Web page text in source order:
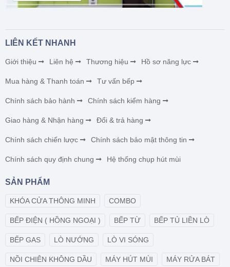
LIÊN KẾT NHANH
Giới thiệu Liên hệ Thương hiệu Hồ sơ năng lực
Mua hàng & Thanh toán Tư vấn bếp
Chính sách bảo hành Chính sách kiểm hàng
Giao hàng & Nhận hàng Đổi & trả hàng
Chính sách chiến lược Chính sách bảo mật thông tin
Chính sách quy định chung Hệ thống chụp hút mùi
SẢN PHẨM
KHÓA CỬA THÔNG MINH COMBO
BẾP ĐIỆN ( HỒNG NGOẠI ) BẾP TỪ BẾP TỦ LIỀN LÒ
BẾP GAS LÒ NƯỚNG LÒ VI SÓNG
NỒI CHIÊN KHÔNG DẦU MÁY HÚT MÙI MÁY RỬA BÁT